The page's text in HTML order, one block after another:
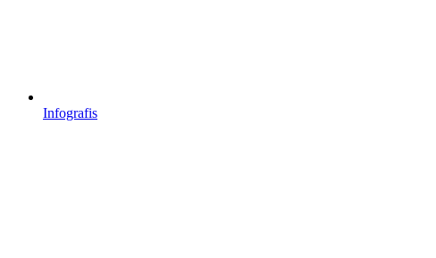
Infografis